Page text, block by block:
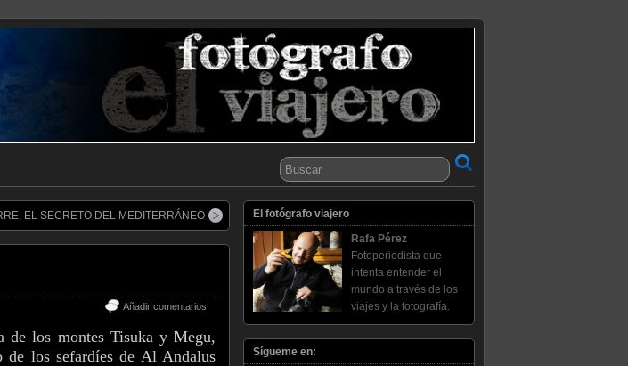
EL SECRETO DEL MEDITERRÁNEO
Añadir comentarios
de los montes Tisuka y Megu,
de los sefardíes de Al Andalus
El fotógrafo viajero
Rafa Pérez
Fotoperiodista que
intenta entender el
mundo a través de los
viajes y la fotografía.
Sígueme en: